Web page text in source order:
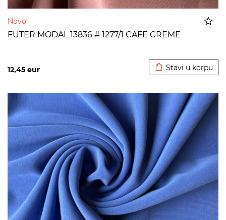
Novo
FUTER MODAL 13836 # 1277/1 CAFE CREME
12,45 eur Stavi u korpu